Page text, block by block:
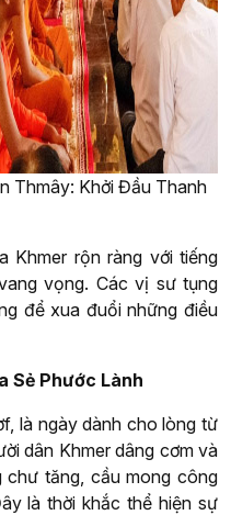
Thmây: Khởi Đầu Thanh
Khmer rộn ràng với tiếng
vọng. Các vị sư tụng
để xua đuổi những điều
Sẻ Phước Lành
là ngày dành cho lòng từ
dân Khmer dâng cơm và
tăng, cầu mong công
là thời khắc thể hiện sự